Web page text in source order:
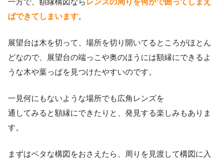
一方で、額縁構図なら レンズの周りを何かで囲ってしまえ
ばできてしまいます。
展望台は木を切って、場所を切り開いてるところがほとん
どなので、展望台の端っこや奥のほうには額縁にできるよ
うな木や葉っぱを見つけたやすいのです。
一見何にもないような場所でも広角レンズを
通してみると額縁にできたりと、発見する楽しみもありま
す。
まずはベタな構図をおさえたら、周りを見渡して構図に入